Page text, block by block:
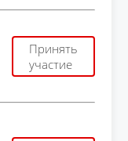
Принять
участие